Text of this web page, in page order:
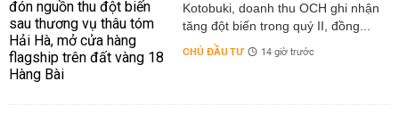
Kotobuki, doanh thu OCH ghi nhận
tăng đột biến trong quý II, đồng...
CHỦ ĐẦU TƯ 14 giờ trước